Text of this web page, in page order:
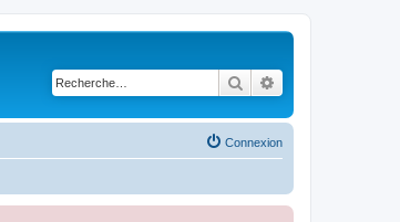
Rechercher
Connexion